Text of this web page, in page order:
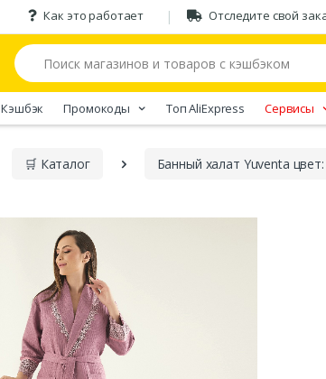
Как это работает Отследите свой
Кэшбэк Промокоды Tоп AliExpress Сервисы
🛒 Каталог Банный халат Yuventa цвет: